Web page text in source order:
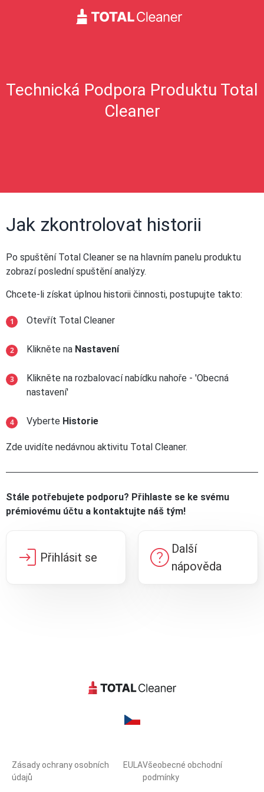
Technická Podpora Produktu Total
Cleaner
Jak zkontrolovat historii
Po spuštění Total Cleaner se na hlavním panelu produktu
zobrazí poslední spuštění analýzy.
Chcete-li získat úplnou historii činnosti, postupujte takto:
Otevřít Total Cleaner
Klikněte na Nastavení
Klikněte na rozbalovací nabídku nahoře - 'Obecná
nastavení'
Vyberte Historie
Zde uvidíte nedávnou aktivitu Total Cleaner.
Stále potřebujete podporu? Přihlaste se ke svému
prémiovému účtu a kontaktujte náš tým!
login Přihlásit se help Další
nápověda
Zásady ochrany osobních
údajů
EULAVšeobecné obchodní
podmínky